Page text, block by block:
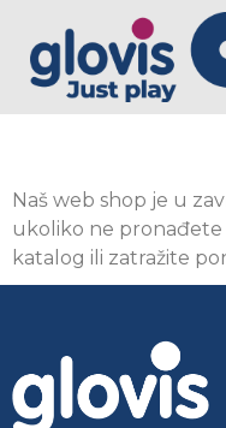
Naš web shop je u
ukoliko ne
katalog ili zatražite